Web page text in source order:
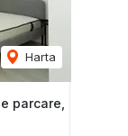
Harta
parcare,